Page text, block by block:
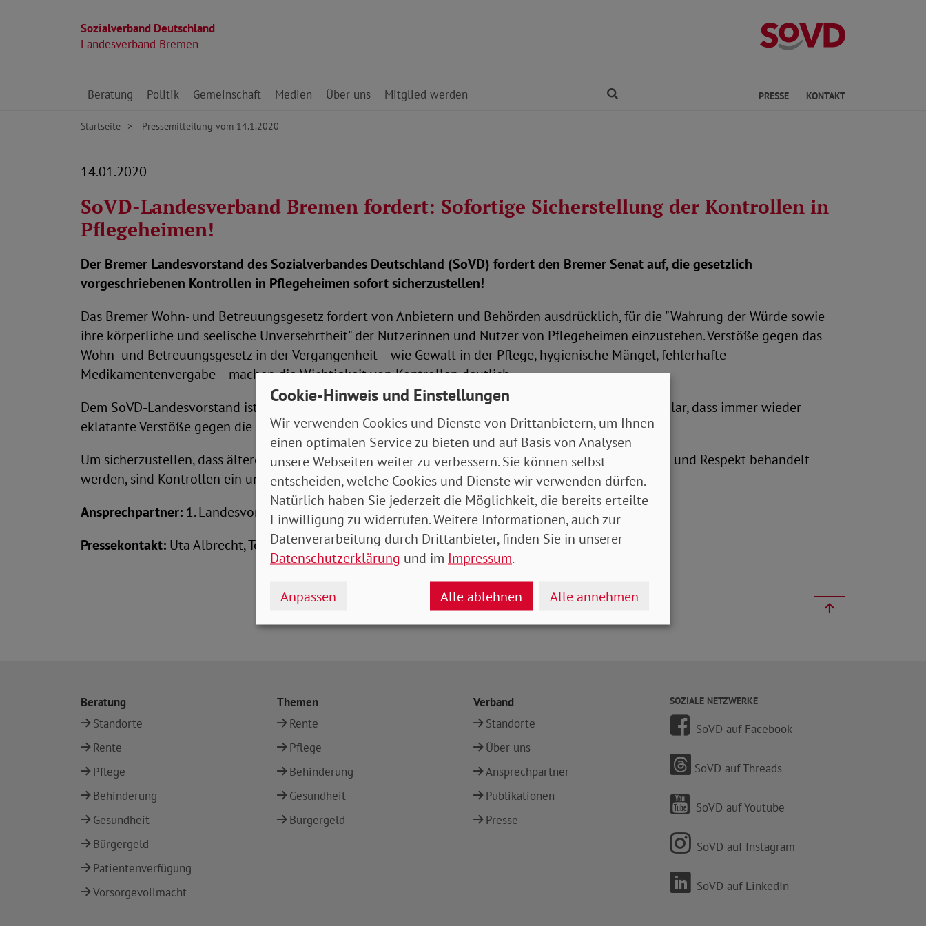
Sozialverband Deutschland
Landesverband Bremen
Landesverband
Direkt zu den Inhalten springen
Beratung Politik Gemeinschaft Medien Über uns Mitglied werden PRESSE KONTAKT
Startseite Pressemitteilung vom 14.1.2020
14.01.2020
SoVD-Landesverband Bremen fordert: Sofortige Sicherstellung der Kontrollen in
Pflegeheimen!
Der Bremer Landesvorstand des Sozialverbandes Deutschland (SoVD) fordert den Bremer Senat auf, die gesetzlich
vorgeschriebenen Kontrollen in Pflegeheimen sofort sicherzustellen!
Das Bremer Wohn- und Betreuungsgesetz fordert von Anbietern und Behörden ausdrücklich, für die "Wahrung der Würde sowie
ihre körperliche und seelische Unversehrtheit" der Nutzerinnen und Nutzer von Pflegeheimen einzustehen. Verstöße gegen das
Wohn- und Betreuungsgesetz in der Vergangenheit – wie Gewalt in der Pflege, hygienische Mängel, fehlerhafte
Medikamentenvergabe – machen die Wichtigkeit von Kontrollen deutlich.
Dem SoVD-Landesvorstand ist klar, dass viele Einrichtungen gut geführt werden. Aber ebenso ist es klar, dass immer wieder
eklatante Verstöße gegen die gesetzlichen Qualitätsstandards vorkommen.
Um sicherzustellen, dass ältere Menschen, gerade auch in der Pflege und in Pflegeheimen, mit Würde und Respekt behandelt
werden, sind Kontrollen ein unverzichtbares Instrument!
Ansprechpartner: 1. Landesvorsitzender Joachim Wittrien, Telefon 163849-34
Pressekontakt: Uta Albrecht, Telefon 0175-4747591
Beratung
Standorte
Rente
Pflege
Behinderung
Gesundheit
Bürgergeld
Patientenverfügung
Vorsorgevollmacht
Themen
Rente
Pflege
Behinderung
Gesundheit
Bürgergeld
Verband
Standorte
Über uns
Ansprechpartner
Publikationen
Presse
SOZIALE NETZWERKE
SoVD auf Facebook
SoVD auf Threads
SoVD auf Youtube
SoVD auf Instagram
SoVD auf LinkedIn
Cookie-Hinweis und Einstellungen
Wir verwenden Cookies und Dienste von Drittanbietern, um Ihnen
einen optimalen Service zu bieten und auf Basis von Analysen
unsere Webseiten weiter zu verbessern. Sie können selbst
entscheiden, welche Cookies und Dienste wir verwenden dürfen.
Natürlich haben Sie jederzeit die Möglichkeit, die bereits erteilte
Einwilligung zu widerrufen. Weitere Informationen, auch zur
Datenverarbeitung durch Drittanbieter, finden Sie in unserer
Datenschutzerklärung und im Impressum.
Anpassen Alle ablehnen Alle annehmen